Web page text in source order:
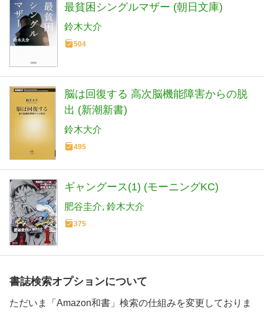
最貧困シングルマザー (朝日文庫)
鈴木大介
504
脳は回復する 高次脳機能障害からの脱
出 (新潮新書)
鈴木大介
495
ギャングース(1) (モーニングKC)
肥谷圭介 鈴木大介
375
書誌検索オプションについて
ただいま「Amazon和書」検索の仕組みを変更しておりま